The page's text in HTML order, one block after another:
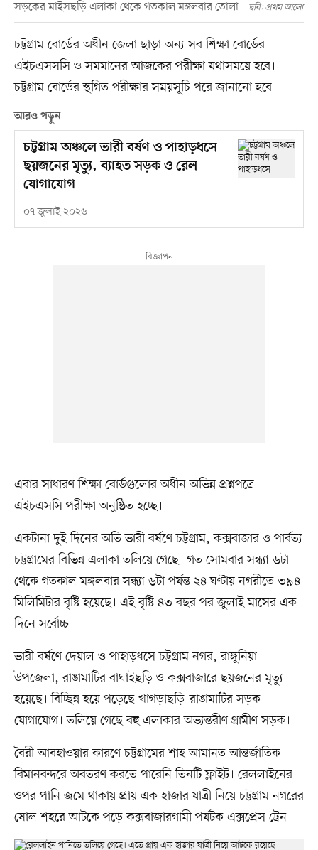
সড়কের মাইসছড়ি এলাকা থেকে গতকাল মঙ্গলবার তোলা
ছবি: প্রথম আলো
চট্টগ্রাম বোর্ডের অধীন জেলা ছাড়া অন্য সব শিক্ষা বোর্ডের
এইচএসসসি ও সমমানের আজকের পরীক্ষা যথাসময়ে হবে।
চট্টগ্রাম বোর্ডের স্থগিত পরীক্ষার সময়সূচি পরে জানানো হবে।
আরও পড়ুন
চট্টগ্রাম অঞ্চলে ভারী বর্ষণ ও পাহাড়ধসে
ছয়জনের মৃত্যু, ব্যাহত সড়ক ও রেল
যোগাযোগ
০৭ জুলাই ২০২৬
এবার সাধারণ শিক্ষা বোর্ডগুলোর অধীন অভিন্ন প্রশ্নপত্রে
এইচএসসি পরীক্ষা অনুষ্ঠিত হচ্ছে।
একটানা দুই দিনের অতি ভারী বর্ষণে চট্টগ্রাম, কক্সবাজার ও পার্বত্য
চট্টগ্রামের বিভিন্ন এলাকা তলিয়ে গেছে। গত সোমবার সন্ধ্যা ৬টা
থেকে গতকাল মঙ্গলবার সন্ধ্যা ৬টা পর্যন্ত ২৪ ঘণ্টায় নগরীতে ৩৯৪
মিলিমিটার বৃষ্টি হয়েছে। এই বৃষ্টি ৪৩ বছর পর জুলাই মাসের এক
দিনে সর্বোচ্চ।
ভারী বর্ষণে দেয়াল ও পাহাড়ধসে চট্টগ্রাম নগর, রাঙ্গুনিয়া
উপজেলা, রাঙামাটির বাঘাইছড়ি ও কক্সবাজারে ছয়জনের মৃত্যু
হয়েছে। বিচ্ছিন্ন হয়ে পড়েছে খাগড়াছড়ি-রাঙামাটির সড়ক
যোগাযোগ। তলিয়ে গেছে বহু এলাকার অভ্যন্তরীণ গ্রামীণ সড়ক।
বৈরী আবহাওয়ার কারণে চট্টগ্রামের শাহ আমানত আন্তর্জাতিক
বিমানবন্দরে অবতরণ করতে পারেনি তিনটি ফ্লাইট। রেললাইনের
ওপর পানি জমে থাকায় প্রায় এক হাজার যাত্রী নিয়ে চট্টগ্রাম নগরের
ষোল শহরে আটকে পড়ে কক্সবাজারগামী পর্যটক এক্সপ্রেস ট্রেন।